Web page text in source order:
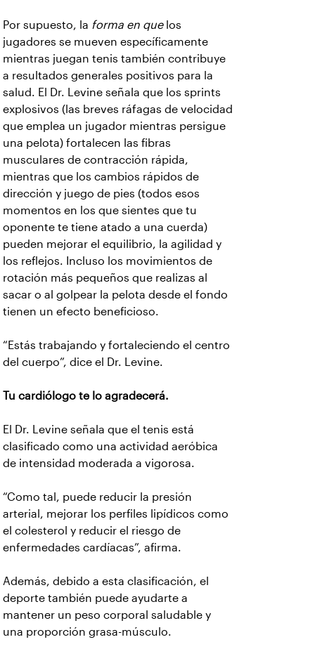
Por supuesto, la forma en que los
jugadores se mueven específicamente
mientras juegan tenis también contribuye
a resultados generales positivos para la
salud. El Dr. Levine señala que los sprints
explosivos (las breves ráfagas de velocidad
que emplea un jugador mientras persigue
una pelota) fortalecen las fibras
musculares de contracción rápida,
mientras que los cambios rápidos de
dirección y juego de pies (todos esos
momentos en los que sientes que tu
oponente te tiene atado a una cuerda)
pueden mejorar el equilibrio, la agilidad y
los reflejos. Incluso los movimientos de
rotación más pequeños que realizas al
sacar o al golpear la pelota desde el fondo
tienen un efecto beneficioso.
“Estás trabajando y fortaleciendo el centro
del cuerpo”, dice el Dr. Levine.
Tu cardiólogo te lo agradecerá.
El Dr. Levine señala que el tenis está
clasificado como una actividad aeróbica
de intensidad moderada a vigorosa.
“Como tal, puede reducir la presión
arterial, mejorar los perfiles lipídicos como
el colesterol y reducir el riesgo de
enfermedades cardíacas”, afirma.
Además, debido a esta clasificación, el
deporte también puede ayudarte a
mantener un peso corporal saludable y
una proporción grasa-músculo.